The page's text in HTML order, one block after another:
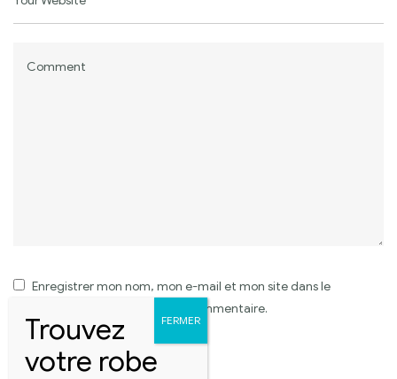
Enregistrer mon nom, mon e-mail et mon site dans le
navigateur pour mon prochain commentaire.